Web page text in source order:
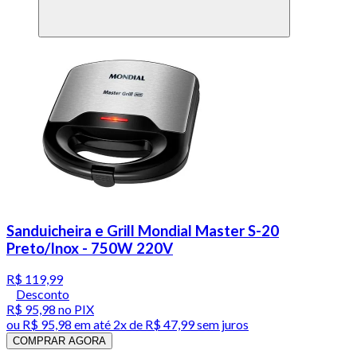
Sanduicheira e Grill Mondial Master S-20
Preto/Inox - 750W 220V
R$ 119,99
Desconto
R$ 95,98 no PIX
ou R$ 95,98 em até 2x de R$ 47,99 sem juros
COMPRAR AGORA